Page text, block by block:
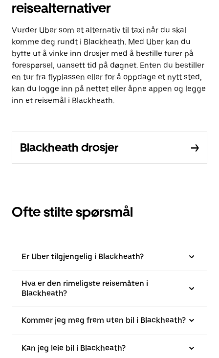
reisealternativer
Vurder Uber som et alternativ til taxi når du skal
komme deg rundt i Blackheath. Med Uber kan du
bytte ut å vinke inn drosjer med å bestille turer på
forespørsel, uansett tid på døgnet. Enten du bestiller
en tur fra flyplassen eller for å oppdage et nytt sted,
kan du logge inn på nettet eller åpne appen og legge
inn et reisemål i Blackheath.
Blackheath drosjer
Ofte stilte spørsmål
Er Uber tilgjengelig i Blackheath?
Hva er den rimeligste reisemåten i
Blackheath?
Kommer jeg meg frem uten bil i Blackheath?
Kan jeg leie bil i Blackheath?